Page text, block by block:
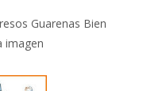
Guarenas Bien
imagen